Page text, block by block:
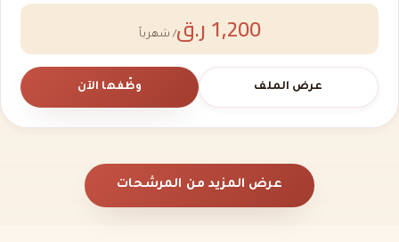
1,200 ر.ق / شهرياً
عرض الملف وظّفها الآن
عرض المزيد من المرشحات